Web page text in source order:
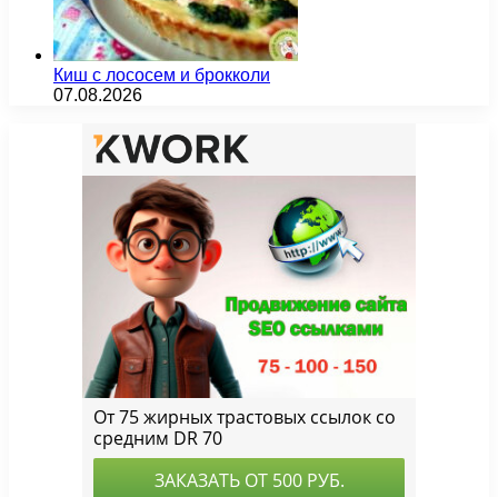
Киш с лососем и брокколи
07.08.2026